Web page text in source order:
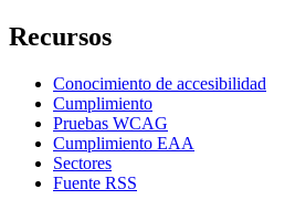
Recursos
Conocimiento de accesibilidad
Cumplimiento
Pruebas WCAG
Cumplimiento EAA
Sectores
Fuente RSS